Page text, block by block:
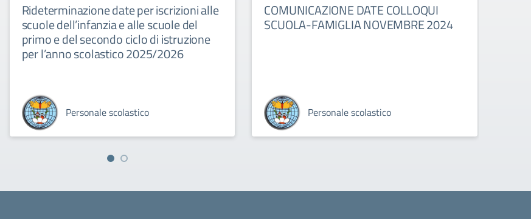
Rideterminazione date per iscrizioni alle
scuole dell’infanzia e alle scuole del
primo e del secondo ciclo di istruzione
per l’anno scolastico 2025/2026
Personale scolastico
COMUNICAZIONE DATE COLLOQUI
SCUOLA-FAMIGLIA NOVEMBRE 2024
Personale scolastico